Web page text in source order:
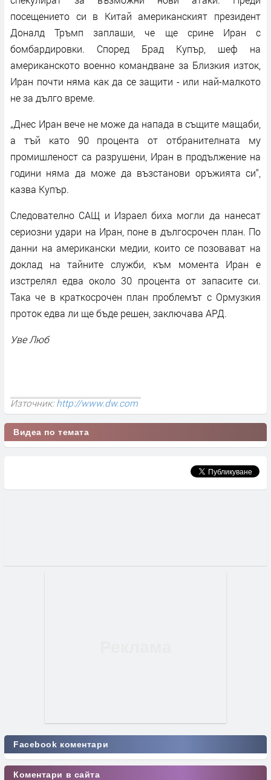
посещението си в Китай американският президент
Доналд Тръмп заплаши, че ще срине Иран с
бомбардировки. Според Брад Купър, шеф на
американското военно командване за Близкия изток,
Иран почти няма как да се защити - или най-малкото
не за дълго време.
„Днес Иран вече не може да напада в същите мащаби,
а тъй като 90 процента от отбранителната му
промишленост са разрушени, Иран в продължение на
години няма да може да възстанови оръжията си“,
казва Купър.
Следователно САЩ и Израел биха могли да нанесат
сериозни удари на Иран, поне в дългосрочен план. По
данни на американски медии, които се позовават на
доклад на тайните служби, към момента Иран е
изстрелял едва около 30 процента от запасите си.
Така че в краткосрочен план проблемът с Ормузкия
проток едва ли ще бъде решен, заключава АРД.
Уве Люб
Източник:http://www.dw.com
Видеа по темата
Facebook коментари
Коментари в сайта